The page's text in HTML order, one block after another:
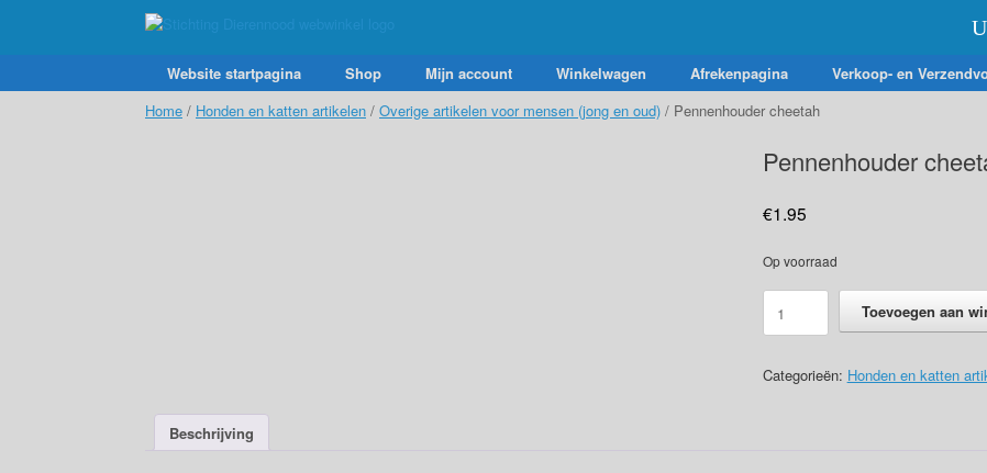
Website startpagina Shop Mijn account Winkelwagen Afrekenpagina
Verkoop- en
Home / Honden en katten artikelen / Overige artikelen voor mensen (jong en oud) / Pennenhouder cheetah
Pennenhouder
€1.95
Op voorraad
cheetah
aantal
Toevoegen aan
Categorieën: Honden en katten
Beschrijving